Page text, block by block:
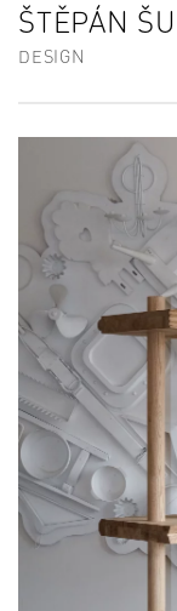
ŠTĚPÁN
DESIGN